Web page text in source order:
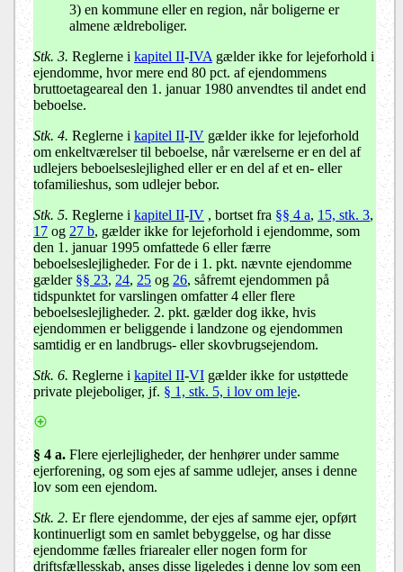
3) en kommune eller en region, når boligerne er
almene ældreboliger.
Stk. 3. Reglerne i kapitel II-IVA gælder ikke for lejeforhold i
ejendomme, hvor mere end 80 pct. af ejendommens
bruttoetageareal den 1. januar 1980 anvendtes til andet end
beboelse.
Stk. 4. Reglerne i kapitel II-IV gælder ikke for lejeforhold
om enkeltværelser til beboelse, når værelserne er en del af
udlejers beboelseslejlighed eller er en del af et en- eller
tofamilieshus, som udlejer bebor.
Stk. 5. Reglerne i kapitel II-IV , bortset fra §§ 4 a, 15, stk. 3,
17 og 27 b, gælder ikke for lejeforhold i ejendomme, som
den 1. januar 1995 omfattede 6 eller færre
beboelseslejligheder. For de i 1. pkt. nævnte ejendomme
gælder §§ 23, 24, 25 og 26, såfremt ejendommen på
tidspunktet for varslingen omfatter 4 eller flere
beboelseslejligheder. 2. pkt. gælder dog ikke, hvis
ejendommen er beliggende i landzone og ejendommen
samtidig er en landbrugs- eller skovbrugsejendom.
Stk. 6. Reglerne i kapitel II-VI gælder ikke for ustøttede
private plejeboliger, jf. § 1, stk. 5, i lov om leje.
§ 4 a. Flere ejerlejligheder, der henhører under samme
ejerforening, og som ejes af samme udlejer, anses i denne
lov som een ejendom.
Stk. 2. Er flere ejendomme, der ejes af samme ejer, opført
kontinuerligt som en samlet bebyggelse, og har disse
ejendomme fælles friarealer eller nogen form for
driftsfællesskab, anses disse ligeledes i denne lov som een